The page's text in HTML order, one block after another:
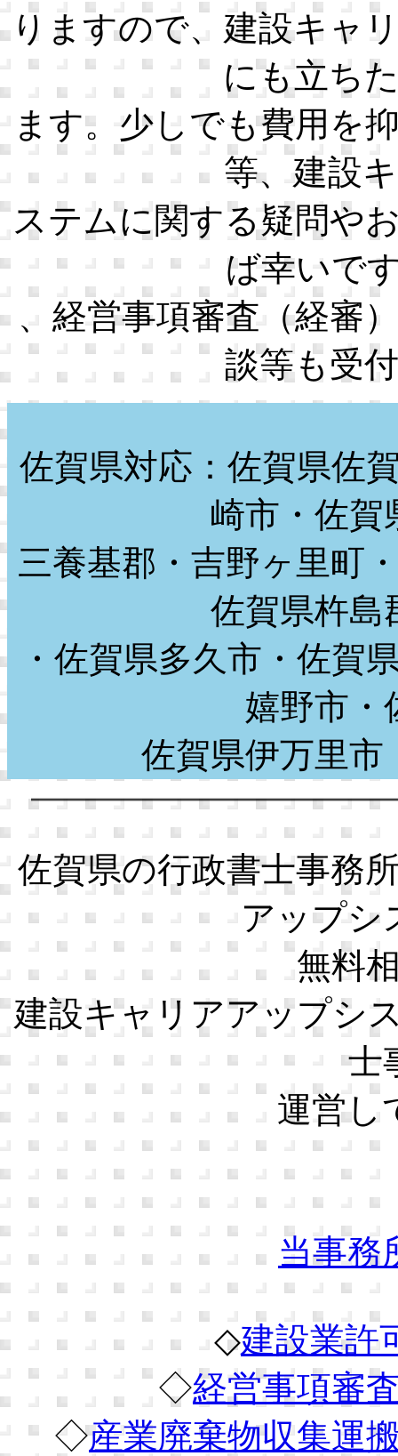
りますので、建設キャ
にも立ち
ます。少しでも費用を
等、建設
ステムに関する疑問や
ば幸いで
、経営事項審査（経審
談等も受
佐賀県対応：佐賀県佐
崎市・佐賀
三養基郡・吉野ヶ里町
佐賀県杵島
・佐賀県多久市・佐賀
嬉野市・
佐賀県伊万里
佐賀県の行政書士事務
アップシ
無料
建設キャリアアップシ
士
運営し
当事務
◇建設業許
◇経営事項審
◇産業廃棄物収集運